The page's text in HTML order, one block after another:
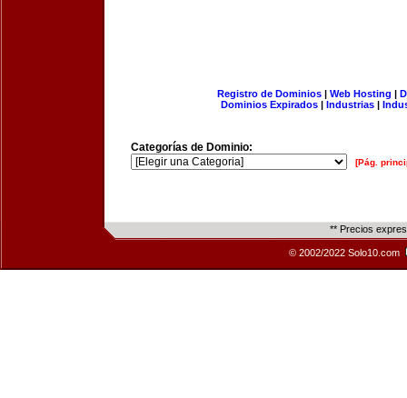
Registro de Dominios| Web Hosting |
Dominios Expirados | Industrias |
Categorías de Dominio:
[Pág.
** Precios
© 2002/2022 Solo10.com